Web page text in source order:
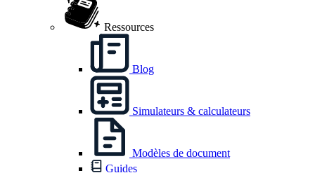
Ressources
Blog
Simulateurs & calculateurs
Modèles de document
Guides